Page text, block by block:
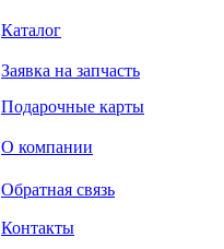
Каталог
Заявка на запчасть
Подарочные карты
О компании
Обратная связь
Контакты